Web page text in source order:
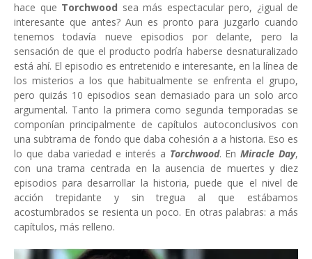
hace que Torchwood sea más espectacular pero, ¿igual de
interesante que antes? Aun es pronto para juzgarlo cuando
tenemos todavía nueve episodios por delante, pero la
sensación de que el producto podría haberse desnaturalizado
está ahí. El episodio es entretenido e interesante, en la línea de
los misterios a los que habitualmente se enfrenta el grupo,
pero quizás 10 episodios sean demasiado para un solo arco
argumental. Tanto la primera como segunda temporadas se
componían principalmente de capítulos autoconclusivos con
una subtrama de fondo que daba cohesión a a historia. Eso es
lo que daba variedad e interés a Torchwood. EnMiracle Day,
con una trama centrada en la ausencia de muertes y diez
episodios para desarrollar la historia, puede que el nivel de
acción trepidante y sin tregua al que estábamos
acostumbrados se resienta un poco. En otras palabras: a más
capítulos, más relleno.